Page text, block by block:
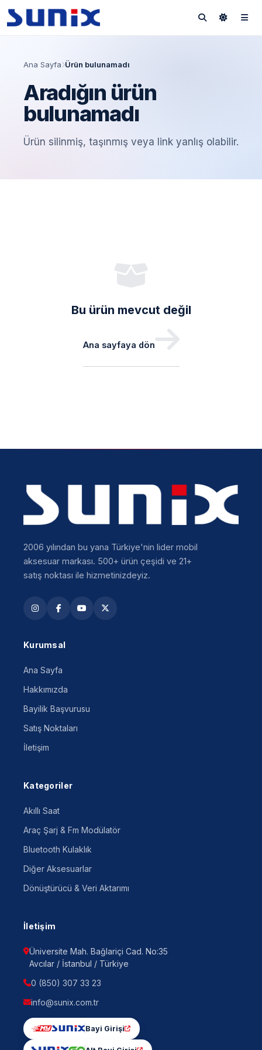
Ana Sayfa Ürün bulunamadı
Aradığın ürün
bulunamadı
Ürün silinmiş, taşınmış veya link yanlış olabilir.
Bu ürün mevcut değil
Ana sayfaya dön
2006 yılından bu yana Türkiye'nin lider mobil
aksesuar markası. 500+ ürün çeşidi ve 21+
satış noktası ile hizmetinizdeyiz.
Kurumsal
Ana Sayfa
Hakkımızda
Bayilik Başvurusu
Satış Noktaları
İletişim
Kategoriler
Akıllı Saat
Araç Şarj & Fm Modülatör
Bluetooth Kulaklık
Diğer Aksesuarlar
Dönüştürücü & Veri Aktarımı
İletişim
Üniversite Mah. Bağlariçi Cad. No:35
Avcılar / İstanbul / Türkiye
0 (850) 307 33 23
info@sunix.com.tr
Bayi Girişi